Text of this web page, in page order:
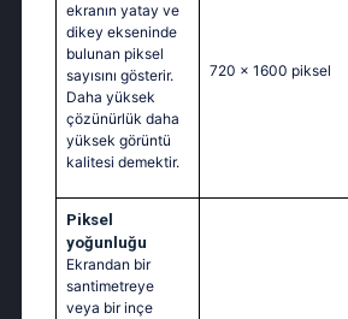
ekranın yatay ve
dikey ekseninde
bulunan piksel
sayısını gösterir.
Daha yüksek
çözünürlük daha
yüksek görüntü
kalitesi demektir.
720 x 1600 piksel
Piksel
yoğunluğu
Ekrandan bir
santimetreye
veya bir inçe